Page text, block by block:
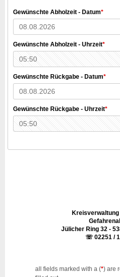
Gewünschte Abholzeit - Datum*
Gewünschte Abholzeit - Uhrzeit*
Gewünschte Rückgabe - Datum*
Gewünschte Rückgabe - Uhrzeit*
Jülicher Ring 32 -
☏ 02251 /
all fields marked with a (*) are